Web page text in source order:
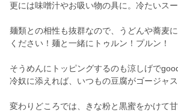
更には味噌汁やお吸い物の具に。冷たいス
麺類との相性も抜群なので、うどんや蕎麦
ください！麺と一緒にトゥルン！プルン！
そうめんにトッピングするのも涼しげで
冷奴に添えれば、いつもの豆腐がゴージャス
変わりどころでは、きな粉と黒蜜をかけて